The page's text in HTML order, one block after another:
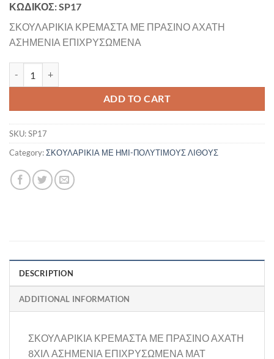
ΚΩΔΙΚΟΣ: SP17
ΣΚΟΥΛΑΡΙΚΙΑ ΚΡΕΜΑΣΤΑ ΜΕ ΠΡΑΣΙΝΟ ΑΧΑΤΗ
ΑΣΗΜΕΝΙΑ ΕΠΙΧΡΥΣΩΜΕΝΑ
ADD TO CART
SKU:SP17
Category:ΣΚΟΥΛΑΡΙΚΙΑ ΜΕ ΗΜΙ-ΠΟΛΥΤΙΜΟΥΣ ΛΙΘΟΥΣ
DESCRIPTION
ADDITIONAL INFORMATION
ΣΚΟΥΛΑΡΙΚΙΑ ΚΡΕΜΑΣΤΑ ΜΕ ΠΡΑΣΙΝΟ ΑΧΑΤΗ
8ΧΙΛ ΑΣΗΜΕΝΙΑ ΕΠΙΧΡΥΣΩΜΕΝΑ ΜΑΤ